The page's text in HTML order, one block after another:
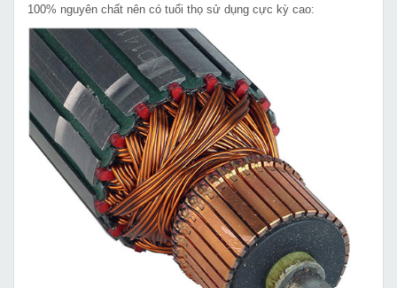
100% nguyên chất nên có tuổi thọ sử dụng cực kỳ cao: